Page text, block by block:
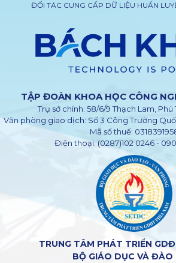
ĐỐI TÁC CUNG CẤP DỮ LIỆU HUẤN
TẬP ĐOÀN KHOA HỌC CÔNG
Trụ sở chính: 58/6/9 Thạch Lam, Phú
Văn phòng giao dịch: Số 3 Công Trường
Mã số thuế:
Điện thoại:(0287)102 0246 -
TRUNG TÂM PHÁT TRIỂN
BỘ GIÁO DỤC VÀ ĐÀO